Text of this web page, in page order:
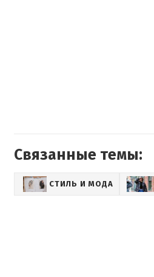
Связанные темы:
СТИЛЬ И МОДА